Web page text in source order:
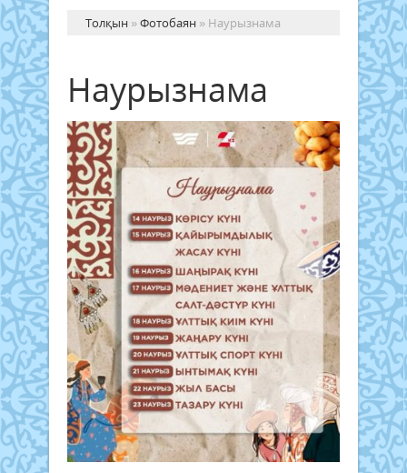
Толқын »Фотобаян » Наурызнама
Наурызнама